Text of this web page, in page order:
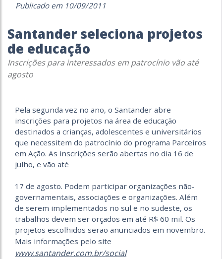
Publicado em 10/09/2011
Santander seleciona projetos
de educação
Inscrições para interessados em patrocínio vão até
agosto
Pela segunda vez no ano, o Santander abre
inscrições para projetos na área de educação
destinados a crianças, adolescentes e universitários
que necessitem do patrocínio do programa Parceiros
em Ação. As inscrições serão abertas no dia 16 de
julho, e vão até
17 de agosto. Podem participar organizações não-
governamentais, associações e organizações. Além
de serem implementados no sul e no sudeste, os
trabalhos devem ser orçados em até R$ 60 mil. Os
projetos escolhidos serão anunciados em novembro.
Mais informações pelo site
www.santander.com.br/social